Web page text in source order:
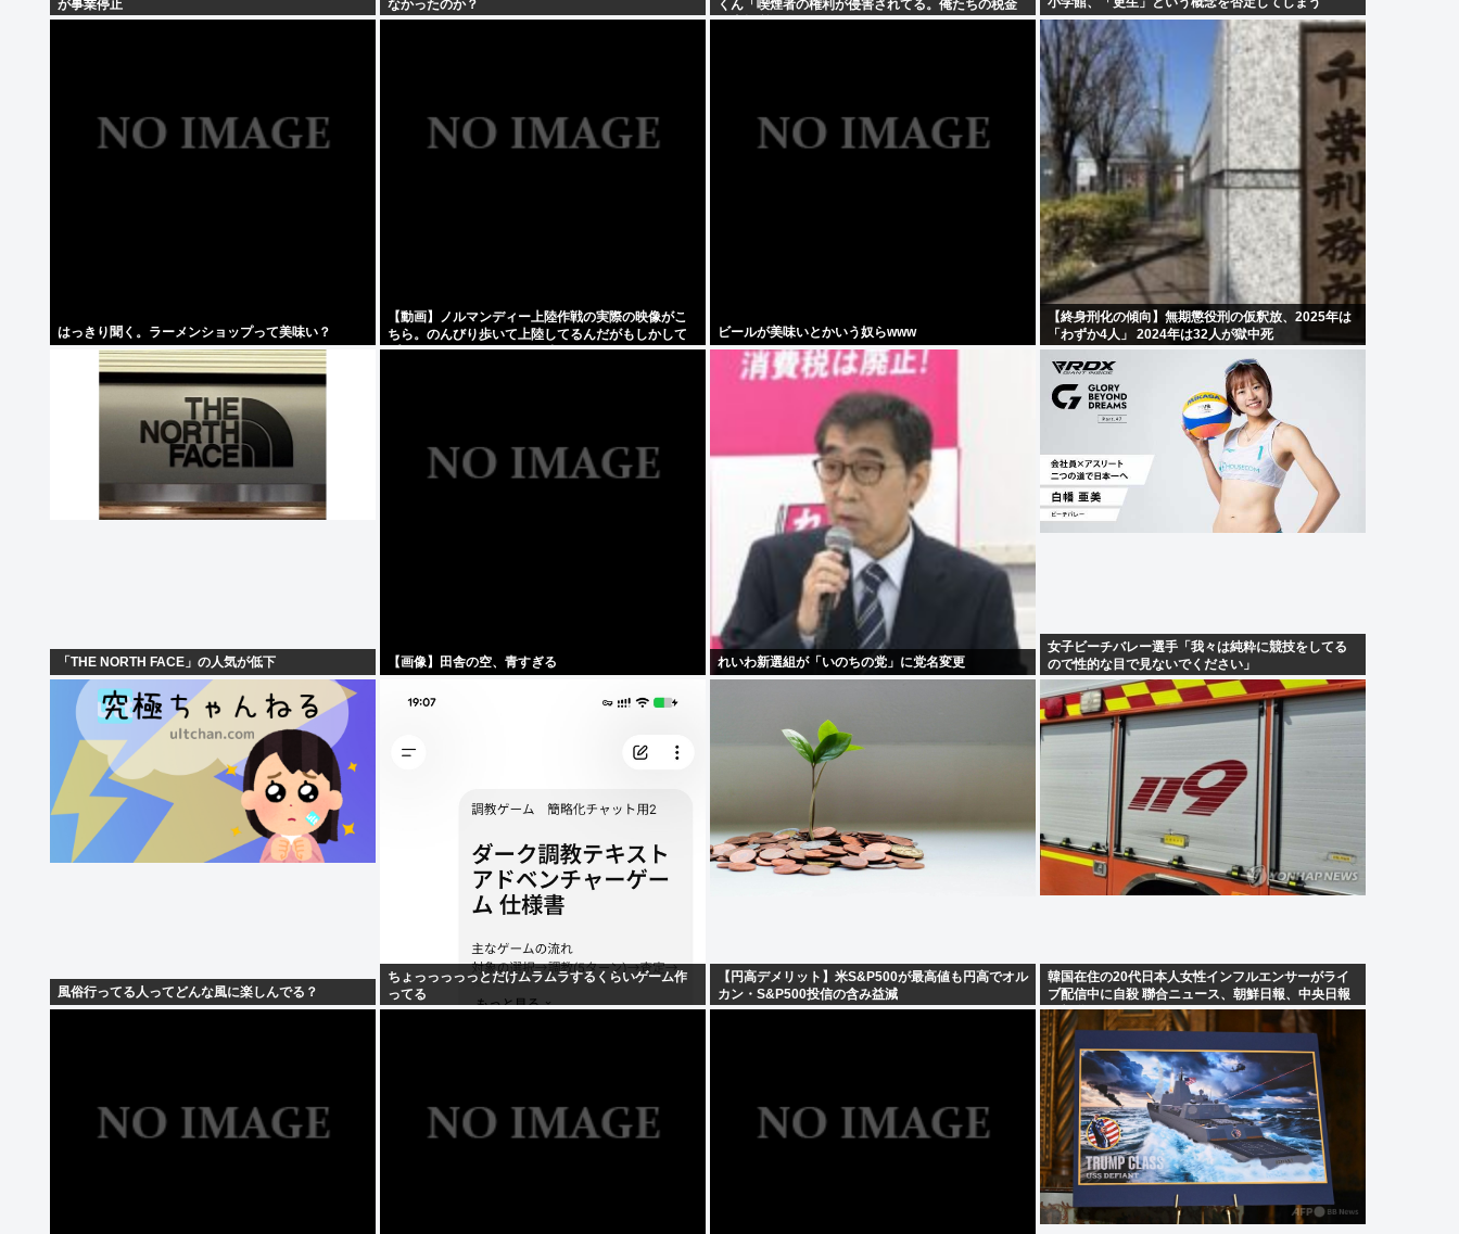
が事業停止 なかったのか？
くん「喫煙者の権利が侵害されてる。俺たちの税金
で喫煙所を作ってください」
はっきり聞く。ラーメンショップって美味い？
【動画】ノルマンディー上陸作戦の実際の映像がこ
ちら。のんびり歩いて上陸してるんだがもしかして
プライベートライアンって嘘？
ビールが美味いとかいう奴らwww
【終身刑化の傾向】無期懲役刑の仮釈放、2025年は
「わずか4人」 2024年は32人が獄中死
「THE NORTH FACE」の人気が低下 【画像】田舎の空、青すぎる れいわ新選組が「いのちの党」に党名変更
女子ビーチバレー選手「我々は純粋に競技をしてる
ので性的な目で見ないでください」
風俗行ってる人ってどんな風に楽しんでる？
ちょっっっっっとだけムラムラするくらいゲーム作
ってる
【円高デメリット】米S&P500が最高値も円高でオル
カン・S&P500投信の含み益減
韓国在住の20代日本人女性インフルエンサーがライ
ブ配信中に自殺 聯合ニュース、朝鮮日報、中央日報
が報道